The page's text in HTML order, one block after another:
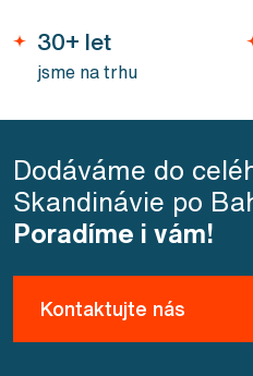
30+ let
jsme na trhu
Dodáváme do
Skandinávie po
Poradíme i vám!
Kontaktujte nás